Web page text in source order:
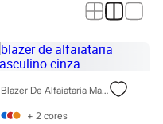
Blazer De Alfaiataria Masculino Cinza
+ 2 cores